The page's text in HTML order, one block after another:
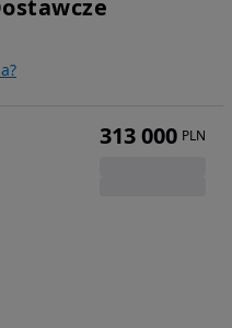
313 000 PLN